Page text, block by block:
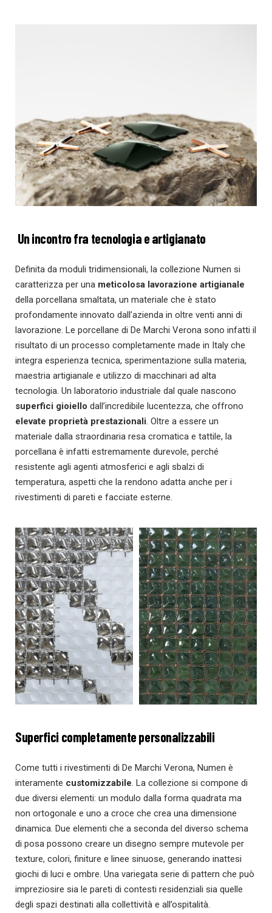
Un incontro fra tecnologia e artigianato
Definita da moduli tridimensionali, la collezione Numen si
caratterizza per una meticolosa lavorazione artigianale
della porcellana smaltata, un materiale che è stato
profondamente innovato dall’azienda in oltre venti anni di
lavorazione. Le porcellane di De Marchi Verona sono infatti il
risultato di un processo completamente made in Italy che
integra esperienza tecnica, sperimentazione sulla materia,
maestria artigianale e utilizzo di macchinari ad alta
tecnologia. Un laboratorio industriale dal quale nascono
superfici gioiello dall’incredibile lucentezza, che offrono
elevate proprietà prestazionali. Oltre a essere un
materiale dalla straordinaria resa cromatica e tattile, la
porcellana è infatti estremamente durevole, perché
resistente agli agenti atmosferici e agli sbalzi di
temperatura, aspetti che la rendono adatta anche per i
rivestimenti di pareti e facciate esterne.
Superfici completamente personalizzabili
Come tutti i rivestimenti di De Marchi Verona, Numen è
interamente customizzabile. La collezione si compone di
due diversi elementi: un modulo dalla forma quadrata ma
non ortogonale e uno a croce che crea una dimensione
dinamica. Due elementi che a seconda del diverso schema
di posa possono creare un disegno sempre mutevole per
texture, colori, finiture e linee sinuose, generando inattesi
giochi di luci e ombre. Una variegata serie di pattern che può
impreziosire sia le pareti di contesti residenziali sia quelle
degli spazi destinati alla collettività e all’ospitalità.